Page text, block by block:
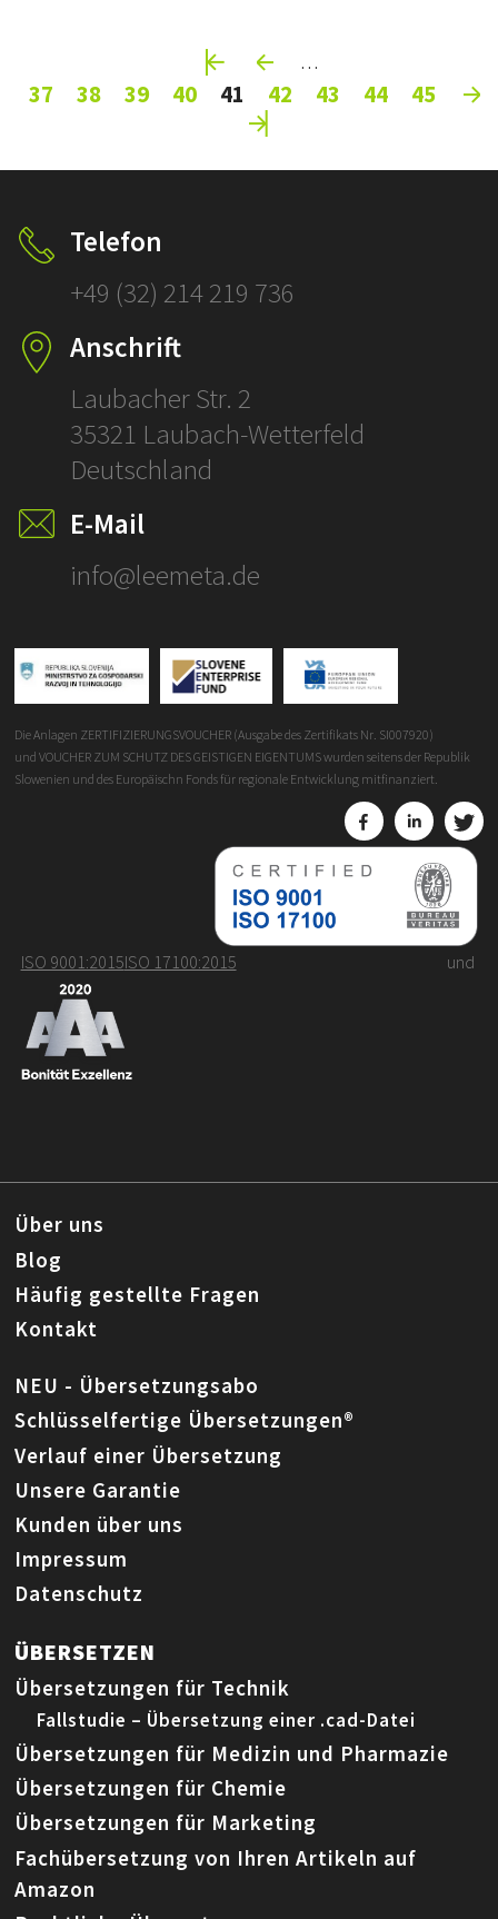
…
37 38 39 40 41 42 43 44 45
Telefon
+49 (32) 214 219 736
Anschrift
Laubacher Str. 2
35321 Laubach-Wetterfeld
Deutschland
E-Mail
info@leemeta.de
Die Anlagen ZERTIFIZIERUNGSVOUCHER (Ausgabe des Zertifikats Nr. SI007920)
und VOUCHER ZUM SCHUTZ DES GEISTIGEN EIGENTUMS wurden seitens der Republik
Slowenien und des Europäischn Fonds für regionale Entwicklung mitfinanziert.
ISO 9001:2015 und
ISO 17100:2015
Über uns
Blog
Häufig gestellte Fragen
Kontakt
NEU - Übersetzungsabo
Schlüsselfertige Übersetzungen®
Verlauf einer Übersetzung
Unsere Garantie
Kunden über uns
Impressum
Datenschutz
ÜBERSETZEN
Übersetzungen für Technik
Fallstudie – Übersetzung einer .cad-Datei
Übersetzungen für Medizin und Pharmazie
Übersetzungen für Chemie
Übersetzungen für Marketing
Fachübersetzung von Ihren Artikeln auf
Amazon